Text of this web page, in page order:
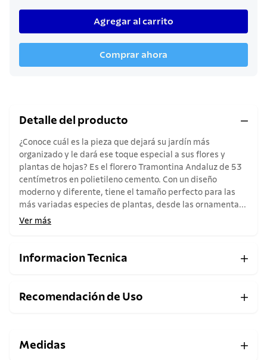
Agregar al carrito
Comprar ahora
Detalle del producto
¿Conoce cuál es la pieza que dejará su jardín más
organizado y le dará ese toque especial a sus flores y
plantas de hojas? Es el florero Tramontina Andaluz de 53
centímetros en polietileno cemento. Con un diseño
moderno y diferente, tiene el tamaño perfecto para las
más variadas especies de plantas, desde las ornamenta...
Ver más
Informacion Tecnica
Recomendación de Uso
Medidas